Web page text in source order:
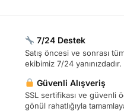
7/24 Destek
Satış öncesi ve sonrası
ekibimiz 7/24 yanınızdadır.
Güvenli Alışveriş
SSL sertifikası ve güvenli
gönül rahatlığıyla